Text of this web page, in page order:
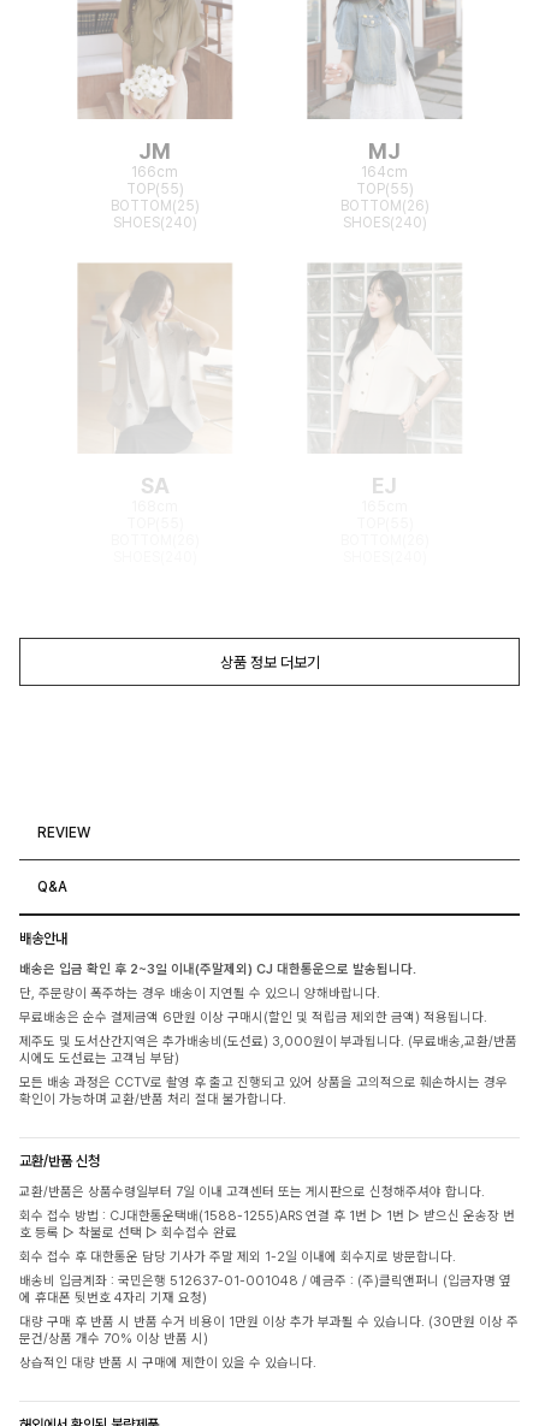
JM
166cm
TOP(55)
BOTTOM(25)
SHOES(240)
MJ
164cm
TOP(55)
BOTTOM(26)
SHOES(240)
SA EJ
상품 정보 더보기
REVIEW
Q&A
배송안내
배송은 입금 확인 후 2~3일 이내(주말제외) CJ 대한통운으로 발송됩니다.
단, 주문량이 폭주하는 경우 배송이 지연될 수 있으니 양해바랍니다.
무료배송은 순수 결제금액 6만원 이상 구매시(할인 및 적립금 제외한 금액) 적용됩니다.
제주도 및 도서산간지역은 추가배송비(도선료) 3,000원이 부과됩니다. (무료배송,교환/반품
시에도 도선료는 고객님 부담)
모든 배송 과정은 CCTV로 촬영 후 출고 진행되고 있어 상품을 고의적으로 훼손하시는 경우
확인이 가능하며 교환/반품 처리 절대 불가합니다.
교환/반품 신청
교환/반품은 상품수령일부터 7일 이내 고객센터 또는 게시판으로 신청해주셔야 합니다.
회수 접수 방법 : CJ대한통운택배(1588-1255)ARS 연결 후 1번 ▷ 1번 ▷ 받으신 운송장 번
호 등록 ▷ 착불로 선택 ▷ 회수접수 완료
회수 접수 후 대한통운 담당 기사가 주말 제외 1-2일 이내에 회수지로 방문합니다.
배송비 입금계좌 : 국민은행 512637-01-001048 / 예금주 : (주)클릭앤퍼니 (입금자명 옆
에 휴대폰 뒷번호 4자리 기재 요청)
대량 구매 후 반품 시 반품 수거 비용이 1만원 이상 추가 부과될 수 있습니다. (30만원 이상 주
문건/상품 개수 70% 이상 반품 시)
상습적인 대량 반품 시 구매에 제한이 있을 수 있습니다.